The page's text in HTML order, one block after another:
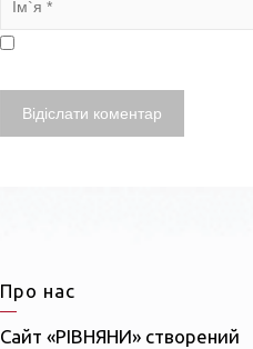
Про нас
Сайт «РІВНЯНИ» створений